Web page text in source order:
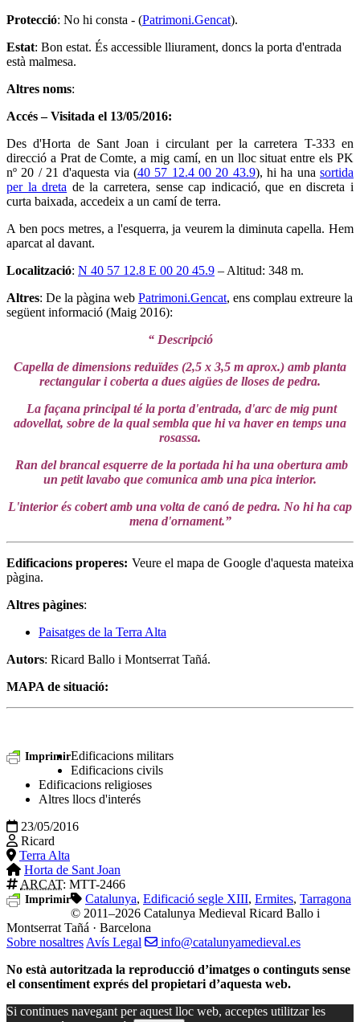
Protecció: No hi consta - (Patrimoni.Gencat).
Estat: Bon estat. És accessible lliurament, doncs la porta d'entrada
està malmesa.
Altres noms:
Accés – Visitada el 13/05/2016:
Des d'Horta de Sant Joan i circulant per la carretera T-333 en
direcció a Prat de Comte, a mig camí, en un lloc situat entre els PK
nº 20 / 21 d'aquesta via (40 57 12.4 00 20 43.9), hi ha unasortida
per la dreta de la carretera, sense cap indicació, que en discreta i
curta baixada, accedeix a un camí de terra.
A ben pocs metres, a l'esquerra, ja veurem la diminuta capella. Hem
aparcat al davant.
Localització: N 40 57 12.8 E 00 20 45.9 – Altitud: 348 m.
Altres: De la pàgina web Patrimoni.Gencat, ens complau extreure la
següent informació (Maig 2016):
“ Descripció
Capella de dimensions reduïdes (2,5 x 3,5 m aprox.) amb planta
rectangular i coberta a dues aigües de lloses de pedra.
La façana principal té la porta d'entrada, d'arc de mig punt
adovellat, sobre de la qual sembla que hi va haver en temps una
rosassa.
Ran del brancal esquerre de la portada hi ha una obertura amb
un petit lavabo que comunica amb una pica interior.
L'interior és cobert amb una volta de canó de pedra. No hi ha cap
mena d'ornament.”
Edificacions properes: Veure el mapa de Google d'aquesta mateixa
pàgina.
Altres pàgines:
Paisatges de la Terra Alta
Autors: Ricard Ballo i Montserrat Tañá.
MAPA de situació:
ImprimirEdificacions militars
Edificacions civils
Edificacions religioses
Altres llocs d'interés
23/05/2016
Ricard
Terra Alta
Horta de Sant Joan
ARCAT: MTT-2466
Imprimir Catalunya, Edificació segle XIII, Ermites, Tarragona
© 2011–2026 Catalunya Medieval Ricard Ballo i
Montserrat Tañá · Barcelona
Sobre nosaltres Avís Legal
info@catalunyamedieval.es
No està autoritzada la reproducció d’imatges o continguts sense
el consentiment exprés del propietari d’aquesta web.
Si continues navegant per aquest lloc web, acceptes utilitzar les